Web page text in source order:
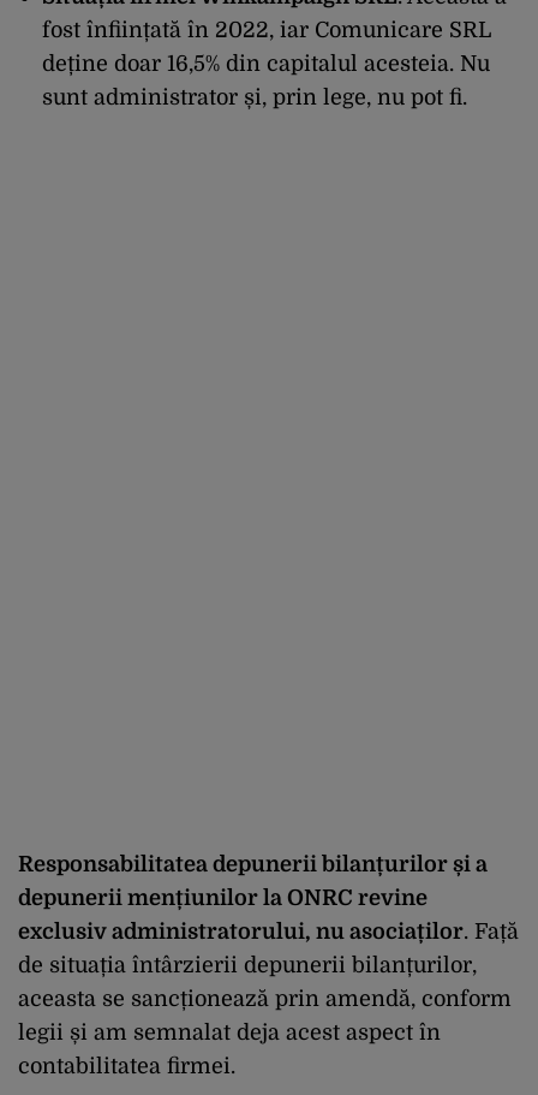
fost înființată în 2022, iar Comunicare SRL
deține doar 16,5% din capitalul acesteia. Nu
sunt administrator și, prin lege, nu pot fi.
Responsabilitatea depunerii bilanțurilor și a
depunerii mențiunilor la ONRC revine
exclusiv administratorului, nu asociaților. Față
de situația întârzierii depunerii bilanțurilor,
aceasta se sancționează prin amendă, conform
legii și am semnalat deja acest aspect în
contabilitatea firmei.